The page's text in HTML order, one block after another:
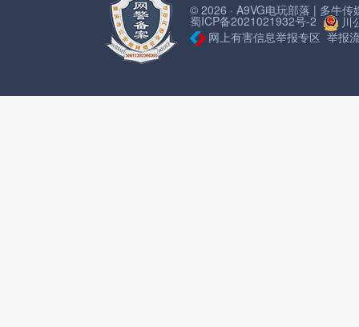
© 2026 · A9VG电玩部落 | 多牛传
蜀ICP备2021021932号-2
川
网上有害信息举报专区 举报